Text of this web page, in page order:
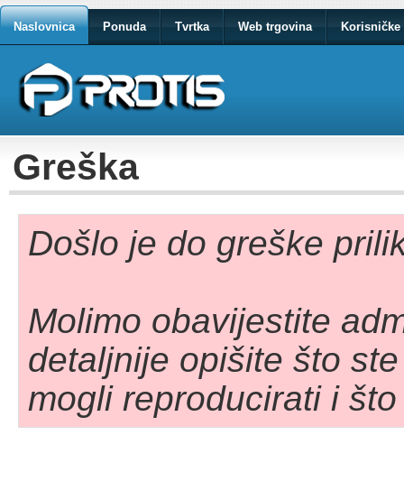
Naslovnica Ponuda Tvrtka Web trgovina Korisničke
Greška
Došlo je do greške
Molimo obavijestite
detaljnije opišite što
mogli reproducirati i